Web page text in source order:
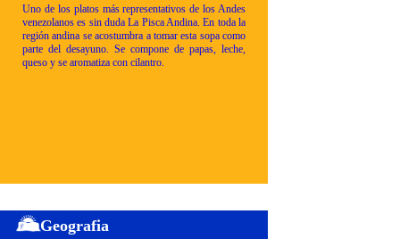
Uno de los platos más representativos de los Andes
venezolanos es sin duda La Pisca Andina. En toda la
región andina se acostumbra a tomar esta sopa como
parte del desayuno. Se compone de papas, leche,
queso y se aromatiza con cilantro.
Geografia